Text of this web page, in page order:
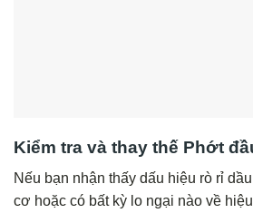
Kiểm tra và thay thế Phớt
Nếu bạn nhận thấy dấu hiệu rò rỉ
cơ hoặc có bất kỳ lo ngại nào về